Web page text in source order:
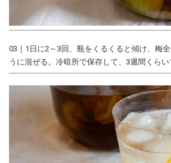
03｜1日に2～3回、瓶をくるくると傾け、梅
うに混ぜる。冷暗所で保存して、3週間くらい